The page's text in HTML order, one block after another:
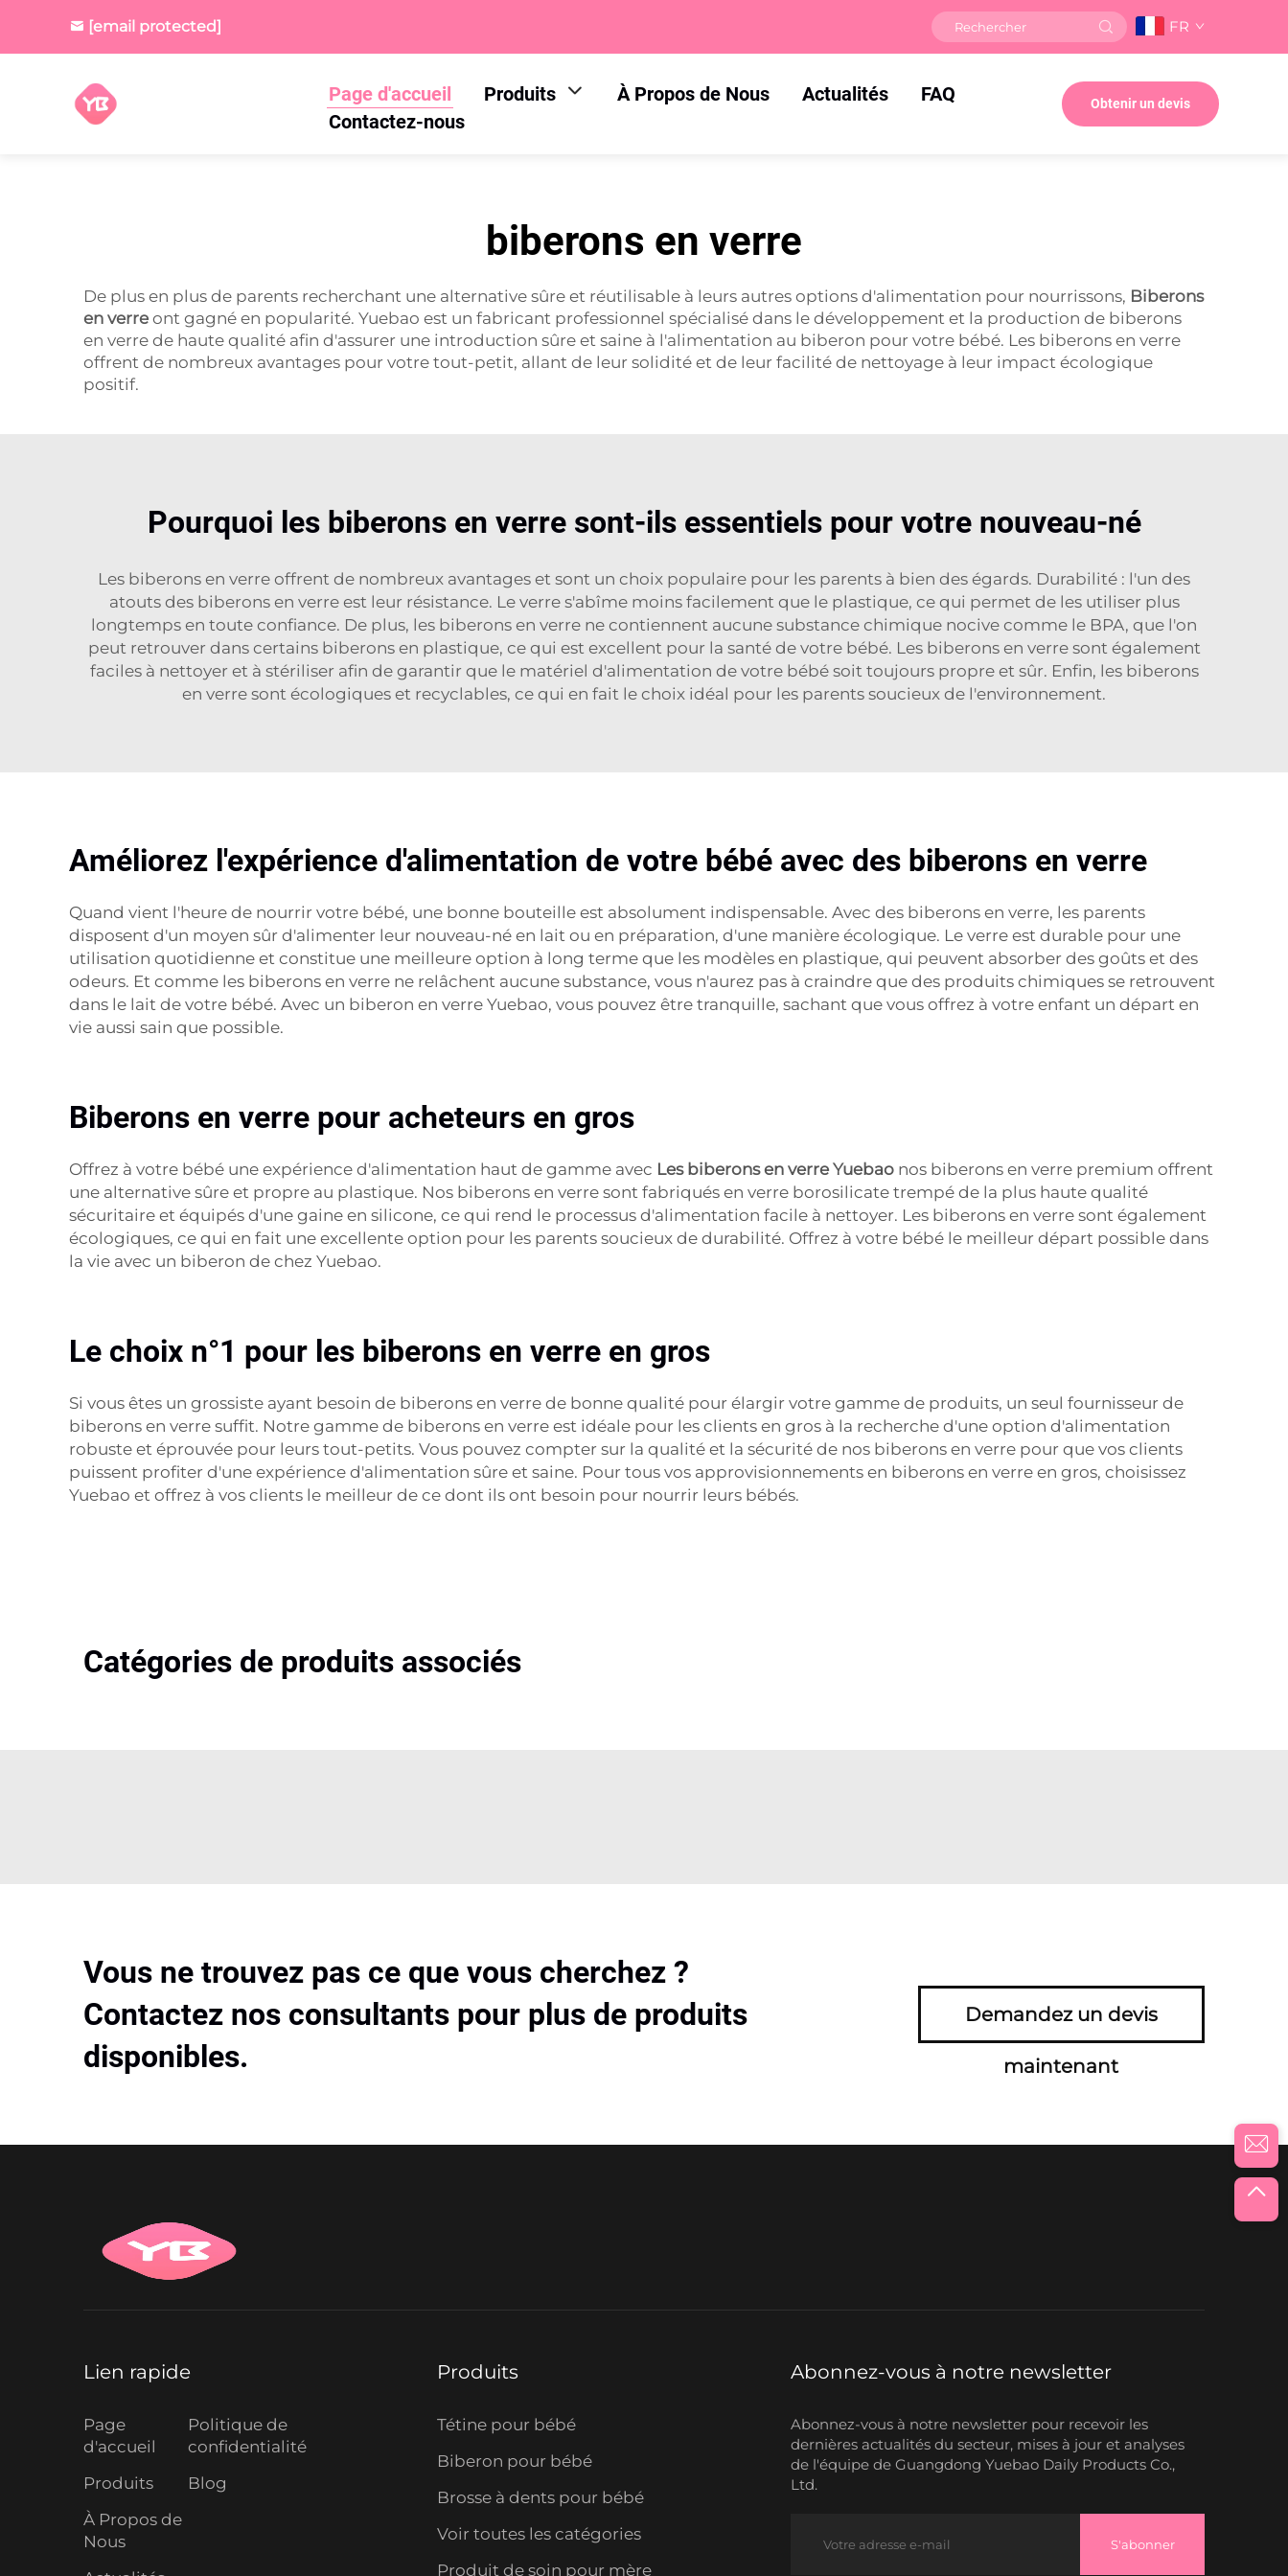
[email protected] FR
Page d'accueil Produits À Propos de Nous Actualités
FAQ
Contactez-nous
Obtenir un devis
biberons en verre
De plus en plus de parents recherchant une alternative sûre et réutilisable à leurs autres options d'alimentation pour nourrissons, Biberons
en verre ont gagné en popularité. Yuebao est un fabricant professionnel spécialisé dans le développement et la production de biberons
en verre de haute qualité afin d'assurer une introduction sûre et saine à l'alimentation au biberon pour votre bébé. Les biberons en verre
offrent de nombreux avantages pour votre tout-petit, allant de leur solidité et de leur facilité de nettoyage à leur impact écologique
positif.
Pourquoi les biberons en verre sont-ils essentiels pour votre nouveau-né
Les biberons en verre offrent de nombreux avantages et sont un choix populaire pour les parents à bien des égards. Durabilité : l'un des
atouts des biberons en verre est leur résistance. Le verre s'abîme moins facilement que le plastique, ce qui permet de les utiliser plus
longtemps en toute confiance. De plus, les biberons en verre ne contiennent aucune substance chimique nocive comme le BPA, que l'on
peut retrouver dans certains biberons en plastique, ce qui est excellent pour la santé de votre bébé. Les biberons en verre sont également
faciles à nettoyer et à stériliser afin de garantir que le matériel d'alimentation de votre bébé soit toujours propre et sûr. Enfin, les biberons
en verre sont écologiques et recyclables, ce qui en fait le choix idéal pour les parents soucieux de l'environnement.
Améliorez l'expérience d'alimentation de votre bébé avec des biberons en verre
Quand vient l'heure de nourrir votre bébé, une bonne bouteille est absolument indispensable. Avec des biberons en verre, les parents
disposent d'un moyen sûr d'alimenter leur nouveau-né en lait ou en préparation, d'une manière écologique. Le verre est durable pour une
utilisation quotidienne et constitue une meilleure option à long terme que les modèles en plastique, qui peuvent absorber des goûts et des
odeurs. Et comme les biberons en verre ne relâchent aucune substance, vous n'aurez pas à craindre que des produits chimiques se retrouvent
dans le lait de votre bébé. Avec un biberon en verre Yuebao, vous pouvez être tranquille, sachant que vous offrez à votre enfant un départ en
vie aussi sain que possible.
Biberons en verre pour acheteurs en gros
Offrez à votre bébé une expérience d'alimentation haut de gamme avec Les biberons en verre Yuebao nos biberons en verre premium offrent
une alternative sûre et propre au plastique. Nos biberons en verre sont fabriqués en verre borosilicate trempé de la plus haute qualité
sécuritaire et équipés d'une gaine en silicone, ce qui rend le processus d'alimentation facile à nettoyer. Les biberons en verre sont également
écologiques, ce qui en fait une excellente option pour les parents soucieux de durabilité. Offrez à votre bébé le meilleur départ possible dans
la vie avec un biberon de chez Yuebao.
Le choix n°1 pour les biberons en verre en gros
Si vous êtes un grossiste ayant besoin de biberons en verre de bonne qualité pour élargir votre gamme de produits, un seul fournisseur de
biberons en verre suffit. Notre gamme de biberons en verre est idéale pour les clients en gros à la recherche d'une option d'alimentation
robuste et éprouvée pour leurs tout-petits. Vous pouvez compter sur la qualité et la sécurité de nos biberons en verre pour que vos clients
puissent profiter d'une expérience d'alimentation sûre et saine. Pour tous vos approvisionnements en biberons en verre en gros, choisissez
Yuebao et offrez à vos clients le meilleur de ce dont ils ont besoin pour nourrir leurs bébés.
Catégories de produits associés
Vous ne trouvez pas ce que vous cherchez ?
Contactez nos consultants pour plus de produits
disponibles.
Demandez un devis
maintenant
Lien rapide
Page
d'accueil
Produits
À Propos de
Nous
Politique de
confidentialité
Blog
Produits
Tétine pour bébé
Biberon pour bébé
Brosse à dents pour bébé
Voir toutes les catégories
Produit de soin pour mère
Abonnez-vous à notre newsletter
Abonnez-vous à notre newsletter pour recevoir les
dernières actualités du secteur, mises à jour et analyses
de l'équipe de Guangdong Yuebao Daily Products Co.,
Ltd.
S'abonner